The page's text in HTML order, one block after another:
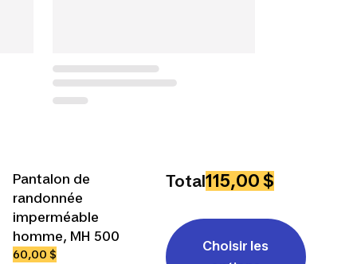
Pantalon de
randonnée
imperméable
homme, MH 500
60,00 $
Total115,00 $
Choisir les